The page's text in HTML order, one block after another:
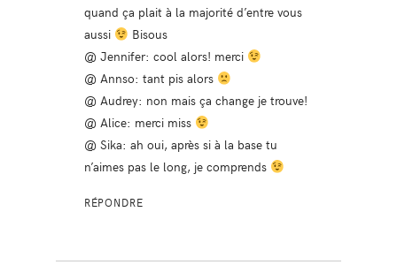
quand ça plait à la majorité d’entre vous
aussi
Bisous
@ Jennifer: cool alors! merci
@ Annso: tant pis alors
@ Audrey: non mais ça change je trouve!
@ Alice: merci miss
@ Sika: ah oui, après si à la base tu
n’aimes pas le long, je comprends
RÉPONDRE